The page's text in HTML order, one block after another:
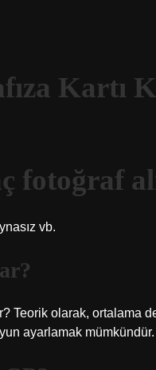
Kartı
fotoğraf
vb.
Teorik olarak, ortalama
ayarlamak mümkündür.